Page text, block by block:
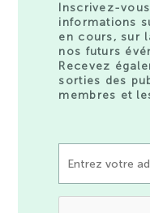
Inscrivez-
informations
en cours, sur
nos futurs
Recevez
sorties des
membres et